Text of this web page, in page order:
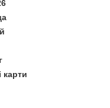
карти